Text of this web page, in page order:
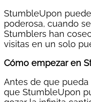
StumbleUpon
poderosa, cuando
Stumblers han
visitas en un solo
Cómo empezar en
Antes de que
que StumbleUpon